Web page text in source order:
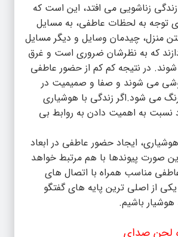
زندگی زناشویی می افتد، این است که
توجه به لحظات عاطفی، به مسایل
منزل، چیدمان وسایل و دیگر مسایل
که به نظرشان ضروری است و غرق
شوند. در نتیجه کم کم از حضور عاطفی
می شوند و صفا و صمیمیت در
می شود.اگر زندگی با هوشیاری
نسبت به اهمیت دادن به روابط بی
ایجاد حضور عاطفی در ابعاد
صورت پیوندها با هم مرتبط خواهد
مناسب همراه با اتصال های
از اصلی ترین پایه های گفتگو
هوشیار باشیم.
و لحن صدای